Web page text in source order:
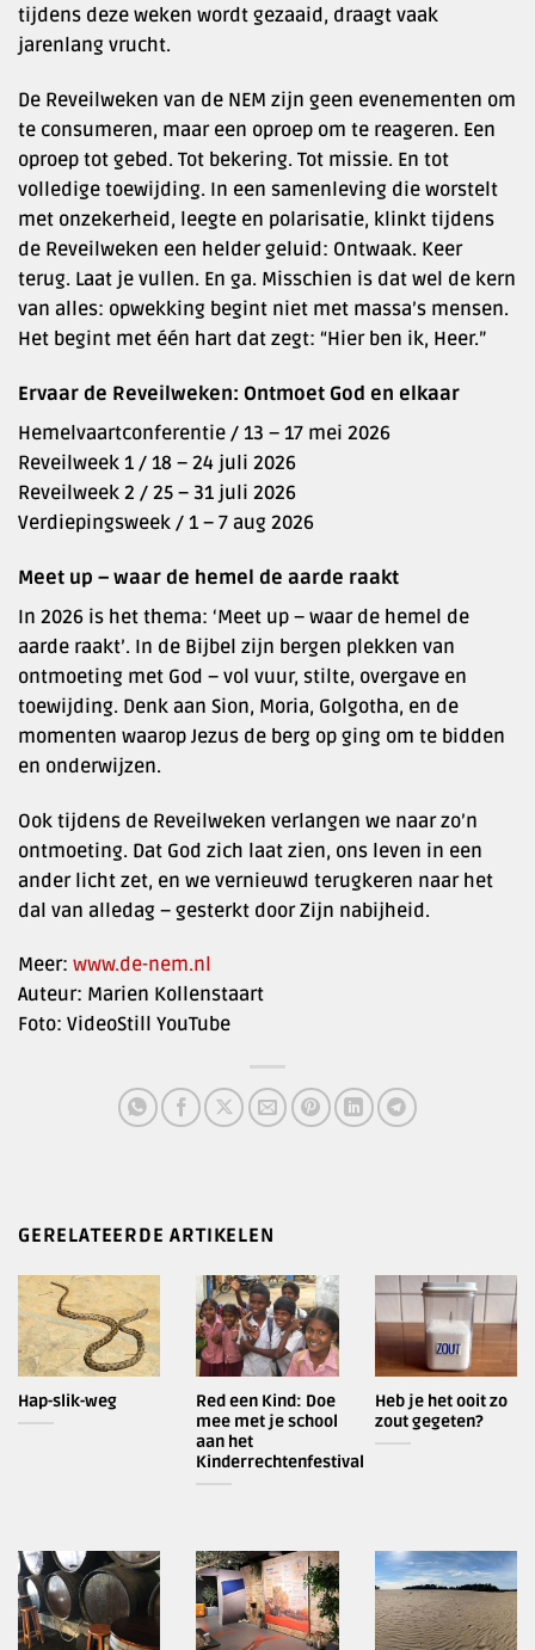
tijdens deze weken wordt gezaaid, draagt vaak
jarenlang vrucht.
De Reveilweken van de NEM zijn geen evenementen om
te consumeren, maar een oproep om te reageren. Een
oproep tot gebed. Tot bekering. Tot missie. En tot
volledige toewijding. In een samenleving die worstelt
met onzekerheid, leegte en polarisatie, klinkt tijdens
de Reveilweken een helder geluid: Ontwaak. Keer
terug. Laat je vullen. En ga. Misschien is dat wel de kern
van alles: opwekking begint niet met massa’s mensen.
Het begint met één hart dat zegt: “Hier ben ik, Heer.”
Ervaar de Reveilweken: Ontmoet God en elkaar
Hemelvaartconferentie / 13 – 17 mei 2026
Reveilweek 1 / 18 – 24 juli 2026
Reveilweek 2 / 25 – 31 juli 2026
Verdiepingsweek / 1 – 7 aug 2026
Meet up – waar de hemel de aarde raakt
In 2026 is het thema: ‘Meet up – waar de hemel de
aarde raakt’. In de Bijbel zijn bergen plekken van
ontmoeting met God – vol vuur, stilte, overgave en
toewijding. Denk aan Sion, Moria, Golgotha, en de
momenten waarop Jezus de berg op ging om te bidden
en onderwijzen.
Ook tijdens de Reveilweken verlangen we naar zo’n
ontmoeting. Dat God zich laat zien, ons leven in een
ander licht zet, en we vernieuwd terugkeren naar het
dal van alledag – gesterkt door Zijn nabijheid.
Meer: www.de-nem.nl
Auteur: Marien Kollenstaart
Foto: VideoStill YouTube
GERELATEERDE ARTIKELEN
Hap-slik-weg
Red een Kind: Doe
mee met je school
aan het
Kinderrechtenfestival
Heb je het ooit zo
zout gegeten?